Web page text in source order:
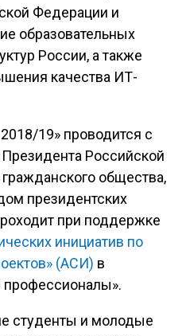
Федерации и
образовательных
России, а также
качества ИТ-
19» проводится с
Российской
общества,
президентских
при поддержке
инициатив по
(АСИ) в
студенты и молодые